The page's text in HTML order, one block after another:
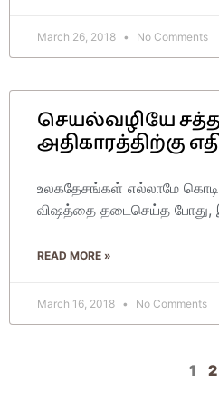
March 26, 2018 No Comments
செயல்வழியே
அதிகாரத்திற்கு
உலகதேசங்கள் எல்லாமே
விஷத்தை தடைசெய்த போது,
READ MORE »
March 16, 2018 No Comments
1 2